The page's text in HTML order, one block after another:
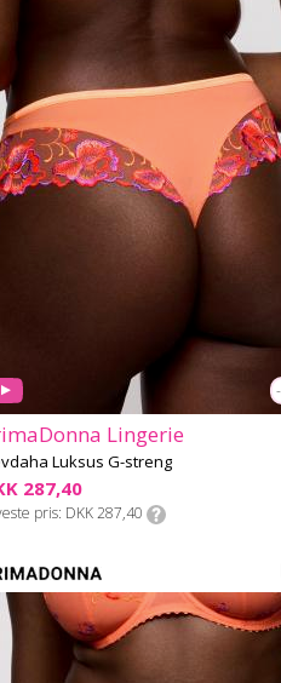
Lingerie
Luksus G-streng
287,40
pris DKK 287,40